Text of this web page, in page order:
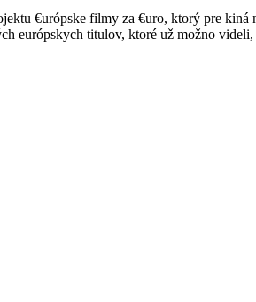
€urópske filmy za €uro, ktorý pre kiná
európskych titulov, ktoré už možno